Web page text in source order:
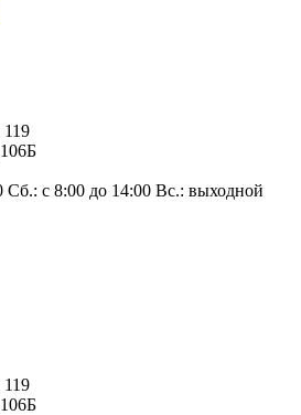
119
с 8:00 до 14:00 Вс.: выходной
119